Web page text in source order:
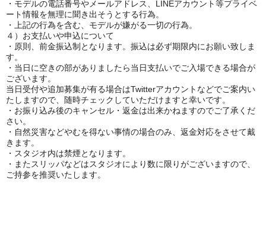
・モデルの電話番号やメールアドレス、LINEアカウント等プライベ
ート情報を無理に聞き出そうとする行為。
・上記の行為を含む、モデルが嫌がる一切の行為。
４）お支払いや申込について
・原則、前金振込制となります。振込は必ず期限内にお願い致しま
す。
・当日に空きの部がありましたら当日支払いでご入場できる場合が
ございます。
当日受付や追加募集が有る場合はTwitterアカウントなどでご案内い
たしますので、随時チェックしていただけますと幸いです。
・お振り込み後のキャンセル・返金は出来かねますのでご了承くだ
さい。
・自然災害などやむを得ない事情の場合のみ、返金対応をさせて戴
きます。
・スタジオ内は禁煙となります。
・またスリッパなどはスタジオにより数に限りがございますので、
ご持参を推奨いたします。